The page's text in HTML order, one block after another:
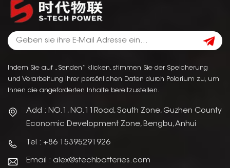
Indem Sie auf „Senden“ klicken, stimmen Sie der Speicherung
und Verarbeitung Ihrer persönlichen Daten durch Polarium zu, um
Ihnen die angeforderten Inhalte bereitzustellen.
Add : NO.1, NO.11Road, South Zone, Guzhen County
Economic Development Zone, Bengbu, Anhui
Tel : +86 15395291926
Email : alex@stechbatteries.com